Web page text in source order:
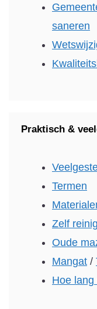
saneren
Praktisch &
Termen
Zelf
Oude
Mangat /
Hoe